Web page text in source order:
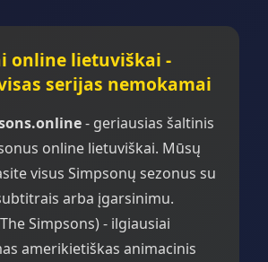
online lietuviškai -
serijas nemokamai
- geriausias šaltinis
online lietuviškai. Mūsų
visus Simpsonų sezonus su
arba įgarsinimu.
Simpsons) - ilgiausiai
amerikietiškas animacinis